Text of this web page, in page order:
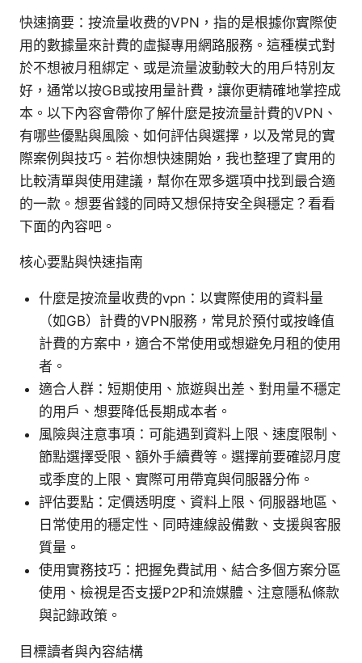
快速摘要：按流量收费的VPN，指的是根據你實際使
用的數據量來計費的虛擬專用網路服務。這種模式對
於不想被月租綁定、或是流量波動較大的用戶特別友
好，通常以按GB或按用量計費，讓你更精確地掌控成
本。以下內容會帶你了解什麼是按流量計費的VPN、
有哪些優點與風險、如何評估與選擇，以及常見的實
際案例與技巧。若你想快速開始，我也整理了實用的
比較清單與使用建議，幫你在眾多選項中找到最合適
的一款。想要省錢的同時又想保持安全與穩定？看看
下面的內容吧。
核心要點與快速指南
什麼是按流量收费的vpn：以實際使用的資料量
（如GB）計費的VPN服務，常見於預付或按峰值
計費的方案中，適合不常使用或想避免月租的使用
者。
適合人群：短期使用、旅遊與出差、對用量不穩定
的用戶、想要降低長期成本者。
風險與注意事項：可能遇到資料上限、速度限制、
節點選擇受限、額外手續費等。選擇前要確認月度
或季度的上限、實際可用帶寬與伺服器分佈。
評估要點：定價透明度、資料上限、伺服器地區、
日常使用的穩定性、同時連線設備數、支援與客服
質量。
使用實務技巧：把握免費試用、結合多個方案分區
使用、檢視是否支援P2P和流媒體、注意隱私條款
與記錄政策。
目標讀者與內容結構